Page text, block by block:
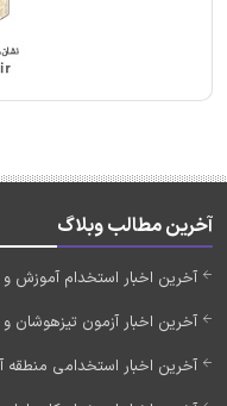
آخرین مطالب وبلاگ
آخرین اخبار استخدام آموزش و پرورش
آخرین اخبار آزمون تیزهوشان
آخرین اخبار استخدامی منطقه